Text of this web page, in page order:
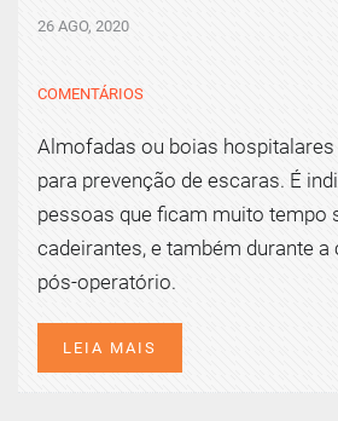
26 AGO, 2020
COMENTÁRIOS
Almofadas ou boias
para prevenção de escaras. É
pessoas que ficam muito tempo
cadeirantes, e também durante
pós-operatório.
LEIA MAIS